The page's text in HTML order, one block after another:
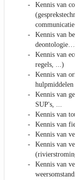
Kennis van
Kennis van
Kennis van
regels, ...)
Kennis van
hulpmiddelen
Kennis van
SUP's, ...
Kennis van
Kennis van
Kennis van
Kennis van
Kennis van